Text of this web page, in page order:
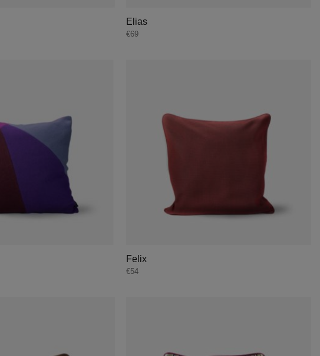
Elias
€69
Felix
€54